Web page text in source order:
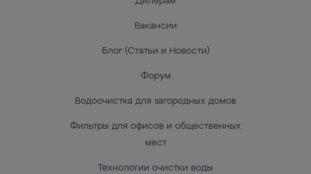
Вакансии
Блог (Статьи и Новости)
Форум
Водоочистка для загородных домов
Фильтры для офисов и общественных
мест
Технологии очистки воды